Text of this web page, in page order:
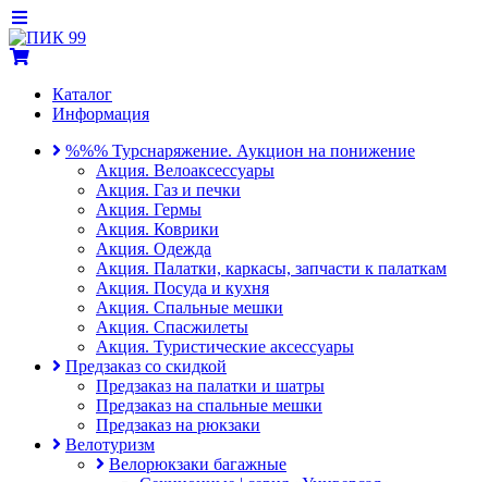
Каталог
Информация
%%% Турснаряжение. Аукцион на понижение
Акция. Велоаксессуары
Акция. Газ и печки
Акция. Гермы
Акция. Коврики
Акция. Одежда
Акция. Палатки, каркасы, запчасти к палаткам
Акция. Посуда и кухня
Акция. Спальные мешки
Акция. Спасжилеты
Акция. Туристические аксессуары
Предзаказ со скидкой
Предзаказ на палатки и шатры
Предзаказ на спальные мешки
Предзаказ на рюкзаки
Велотуризм
Велорюкзаки багажные